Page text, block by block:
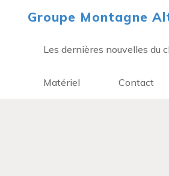
Groupe Montagne
Les dernières nouvelles du
Matériel Contact